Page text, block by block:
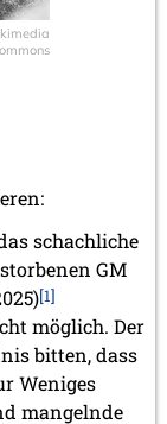
schachliche
GM
[1]
möglich. Der
bitten, dass
Weniges
mangelnde